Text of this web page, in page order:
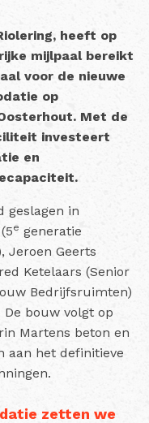
heeft op
mijlpaal bereikt
voor de nieuwe
op
Met de
investeert
en
geslagen in
e generatie
Jeroen Geerts
Ketelaars (Senior
Bedrijfsruimten)
bouw volgt op
Martens beton en
aan het definitieve
zetten we